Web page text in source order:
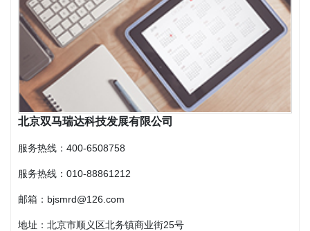
北京双马瑞达科技发展有限公司
服务热线：400-6508758
服务热线： 010-88861212
邮箱：bjsmrd@126.com
地址：北京市顺义区北务镇商业街25号